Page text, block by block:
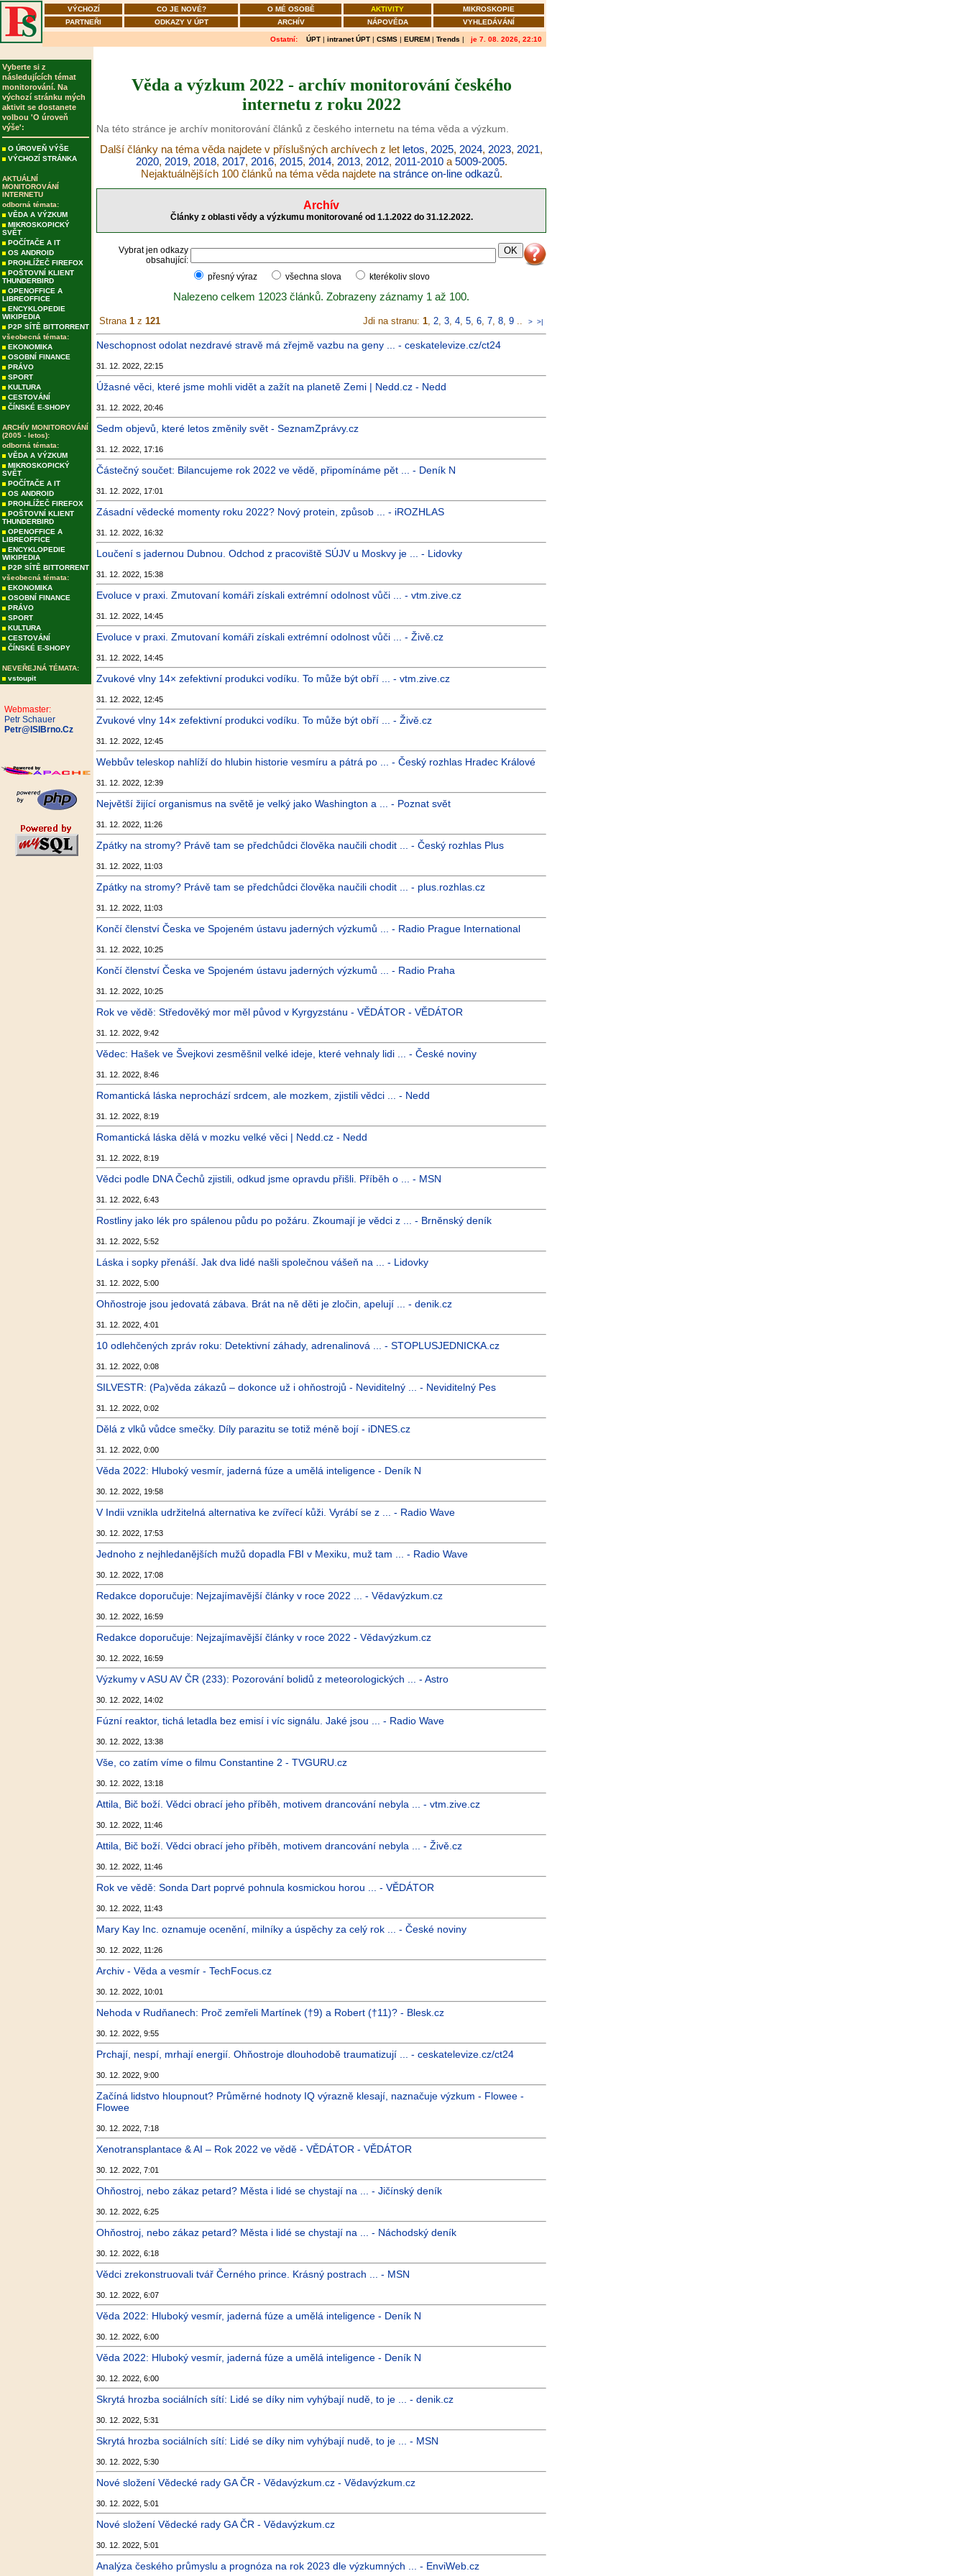
VÝCHOZÍ CO JE NOVÉ? O MÉ OSOBĚ AKTIVITY
MIKROSKOPIE
PARTNEŘI
ODKAZY V ÚPT ARCHÍV NÁPOVĚDA VYHLEDÁVÁNÍ
Ostatní: ÚPT | intranet ÚPT | CSMS | EUREM | Trends | je 7. 08. 2026, 22:10
Vyberte si z
následujících témat
monitorování. Na
výchozí stránku mých
aktivit se dostanete
volbou 'O úroveň
výše':
O ÚROVEŇ VÝŠE
VÝCHOZÍ STRÁNKA
AKTUÁLNÍ
MONITOROVÁNÍ
INTERNETU
odborná témata:
VĚDA A VÝZKUM
MIKROSKOPICKÝ
SVĚT
POČÍTAČE A IT
OS ANDROID
PROHLÍŽEČ FIREFOX
POŠTOVNÍ KLIENT
THUNDERBIRD
OPENOFFICE A
LIBREOFFICE
ENCYKLOPEDIE
WIKIPEDIA
P2P SÍTĚ BITTORRENT
všeobecná témata:
EKONOMIKA
OSOBNÍ FINANCE
PRÁVO
SPORT
KULTURA
CESTOVÁNÍ
ČÍNSKÉ E-SHOPY
ARCHÍV MONITOROVÁNÍ
(2005 - letos):
odborná témata:
VĚDA A VÝZKUM
MIKROSKOPICKÝ
SVĚT
POČÍTAČE A IT
OS ANDROID
PROHLÍŽEČ FIREFOX
POŠTOVNÍ KLIENT
THUNDERBIRD
OPENOFFICE A
LIBREOFFICE
ENCYKLOPEDIE
WIKIPEDIA
P2P SÍTĚ BITTORRENT
všeobecná témata:
EKONOMIKA
OSOBNÍ FINANCE
PRÁVO
SPORT
KULTURA
CESTOVÁNÍ
ČÍNSKÉ E-SHOPY
NEVEŘEJNÁ TÉMATA:
vstoupit
Webmaster:
Petr Schauer
Petr@ISIBrno.Cz
Věda a výzkum 2022 - archív monitorování českého
internetu z roku 2022
Na této stránce je archív monitorování článků z českého internetu na téma věda a výzkum.
Další články na téma věda najdete v příslušných archívech z let letos, 2025, 2024, 2023, 2021,
2020, 2019, 2018, 2017, 2016, 2015, 2014, 2013, 2012, 2011-2010a 5009-2005.
Nejaktuálnějších 100 článků na téma věda najdete na stránce on-line odkazů.
Archív
Články z oblasti vědy a výzkumu monitorované od 1.1.2022 do 31.12.2022.
Vybrat jen odkazy
obsahující:
přesný výraz
všechna slova kterékoliv slovo
Nalezeno celkem 12023 článků. Zobrazeny záznamy 1 až 100.
Strana 1 z 121 Jdi na stranu: 1, 2, 3, 4, 5, 6, 7, 8, 9 .. > >|
Neschopnost odolat nezdravé stravě má zřejmě vazbu na geny ... - ceskatelevize.cz/ct24
31. 12. 2022, 22:15
Úžasné věci, které jsme mohli vidět a zažít na planetě Zemi | Nedd.cz - Nedd
31. 12. 2022, 20:46
Sedm objevů, které letos změnily svět - SeznamZprávy.cz
31. 12. 2022, 17:16
Částečný součet: Bilancujeme rok 2022 ve vědě, připomínáme pět ... - Deník N
31. 12. 2022, 17:01
Zásadní vědecké momenty roku 2022? Nový protein, způsob ... - iROZHLAS
31. 12. 2022, 16:32
Loučení s jadernou Dubnou. Odchod z pracoviště SÚJV u Moskvy je ... - Lidovky
31. 12. 2022, 15:38
Evoluce v praxi. Zmutovaní komáři získali extrémní odolnost vůči ... - vtm.zive.cz
31. 12. 2022, 14:45
Evoluce v praxi. Zmutovaní komáři získali extrémní odolnost vůči ... - Živě.cz
31. 12. 2022, 14:45
Zvukové vlny 14× zefektivní produkci vodíku. To může být obří ... - vtm.zive.cz
31. 12. 2022, 12:45
Zvukové vlny 14× zefektivní produkci vodíku. To může být obří ... - Živě.cz
31. 12. 2022, 12:45
Webbův teleskop nahlíží do hlubin historie vesmíru a pátrá po ... - Český rozhlas Hradec Králové
31. 12. 2022, 12:39
Největší žijící organismus na světě je velký jako Washington a ... - Poznat svět
31. 12. 2022, 11:26
Zpátky na stromy? Právě tam se předchůdci člověka naučili chodit ... - Český rozhlas Plus
31. 12. 2022, 11:03
Zpátky na stromy? Právě tam se předchůdci člověka naučili chodit ... - plus.rozhlas.cz
31. 12. 2022, 11:03
Končí členství Česka ve Spojeném ústavu jaderných výzkumů ... - Radio Prague International
31. 12. 2022, 10:25
Končí členství Česka ve Spojeném ústavu jaderných výzkumů ... - Radio Praha
31. 12. 2022, 10:25
Rok ve vědě: Středověký mor měl původ v Kyrgyzstánu - VĚDÁTOR - VĚDÁTOR
31. 12. 2022, 9:42
Vědec: Hašek ve Švejkovi zesměšnil velké ideje, které vehnaly lidi ... - České noviny
31. 12. 2022, 8:46
Romantická láska neprochází srdcem, ale mozkem, zjistili vědci ... - Nedd
31. 12. 2022, 8:19
Romantická láska dělá v mozku velké věci | Nedd.cz - Nedd
31. 12. 2022, 8:19
Vědci podle DNA Čechů zjistili, odkud jsme opravdu přišli. Příběh o ... - MSN
31. 12. 2022, 6:43
Rostliny jako lék pro spálenou půdu po požáru. Zkoumají je vědci z ... - Brněnský deník
31. 12. 2022, 5:52
Láska i sopky přenáší. Jak dva lidé našli společnou vášeň na ... - Lidovky
31. 12. 2022, 5:00
Ohňostroje jsou jedovatá zábava. Brát na ně děti je zločin, apelují ... - denik.cz
31. 12. 2022, 4:01
10 odlehčených zpráv roku: Detektivní záhady, adrenalinová ... - STOPLUSJEDNICKA.cz
31. 12. 2022, 0:08
SILVESTR: (Pa)věda zákazů – dokonce už i ohňostrojů - Neviditelný ... - Neviditelný Pes
31. 12. 2022, 0:02
Dělá z vlků vůdce smečky. Díly parazitu se totiž méně bojí - iDNES.cz
31. 12. 2022, 0:00
Věda 2022: Hluboký vesmír, jaderná fúze a umělá inteligence - Deník N
30. 12. 2022, 19:58
V Indii vznikla udržitelná alternativa ke zvířecí kůži. Vyrábí se z ... - Radio Wave
30. 12. 2022, 17:53
Jednoho z nejhledanějších mužů dopadla FBI v Mexiku, muž tam ... - Radio Wave
30. 12. 2022, 17:08
Redakce doporučuje: Nejzajímavější články v roce 2022 ... - Vědavýzkum.cz
30. 12. 2022, 16:59
Redakce doporučuje: Nejzajímavější články v roce 2022 - Vědavýzkum.cz
30. 12. 2022, 16:59
Výzkumy v ASU AV ČR (233): Pozorování bolidů z meteorologických ... - Astro
30. 12. 2022, 14:02
Fúzní reaktor, tichá letadla bez emisí i víc signálu. Jaké jsou ... - Radio Wave
30. 12. 2022, 13:38
Vše, co zatím víme o filmu Constantine 2 - TVGURU.cz
30. 12. 2022, 13:18
Attila, Bič boží. Vědci obrací jeho příběh, motivem drancování nebyla ... - vtm.zive.cz
30. 12. 2022, 11:46
Attila, Bič boží. Vědci obrací jeho příběh, motivem drancování nebyla ... - Živě.cz
30. 12. 2022, 11:46
Rok ve vědě: Sonda Dart poprvé pohnula kosmickou horou ... - VĚDÁTOR
30. 12. 2022, 11:43
Mary Kay Inc. oznamuje ocenění, milníky a úspěchy za celý rok ... - České noviny
30. 12. 2022, 11:26
Archiv - Věda a vesmír - TechFocus.cz
30. 12. 2022, 10:01
Nehoda v Rudňanech: Proč zemřeli Martínek (†9) a Robert (†11)? - Blesk.cz
30. 12. 2022, 9:55
Prchají, nespí, mrhají energií. Ohňostroje dlouhodobě traumatizují ... - ceskatelevize.cz/ct24
30. 12. 2022, 9:00
Začíná lidstvo hloupnout? Průměrné hodnoty IQ výrazně klesají, naznačuje výzkum - Flowee -
Flowee
30. 12. 2022, 7:18
Xenotransplantace & AI – Rok 2022 ve vědě - VĚDÁTOR - VĚDÁTOR
30. 12. 2022, 7:01
Ohňostroj, nebo zákaz petard? Města i lidé se chystají na ... - Jičínský deník
30. 12. 2022, 6:25
Ohňostroj, nebo zákaz petard? Města i lidé se chystají na ... - Náchodský deník
30. 12. 2022, 6:18
Vědci zrekonstruovali tvář Černého prince. Krásný postrach ... - MSN
30. 12. 2022, 6:07
Věda 2022: Hluboký vesmír, jaderná fúze a umělá inteligence - Deník N
30. 12. 2022, 6:00
Věda 2022: Hluboký vesmír, jaderná fúze a umělá inteligence - Deník N
30. 12. 2022, 6:00
Skrytá hrozba sociálních sítí: Lidé se díky nim vyhýbají nudě, to je ... - denik.cz
30. 12. 2022, 5:31
Skrytá hrozba sociálních sítí: Lidé se díky nim vyhýbají nudě, to je ... - MSN
30. 12. 2022, 5:30
Nové složení Vědecké rady GA ČR - Vědavýzkum.cz - Vědavýzkum.cz
30. 12. 2022, 5:01
Nové složení Vědecké rady GA ČR - Vědavýzkum.cz
30. 12. 2022, 5:01
Analýza českého průmyslu a prognóza na rok 2023 dle výzkumných ... - EnviWeb.cz